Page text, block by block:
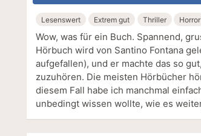
Lesenswert Extrem gut Thriller Horror
Wow, was für ein Buch. Spannend,
Hörbuch wird von Santino Fontana
aufgefallen), und er machte das so
zuzuhören. Die meisten Hörbücher
diesem Fall habe ich manchmal
unbedingt wissen wollte, wie es